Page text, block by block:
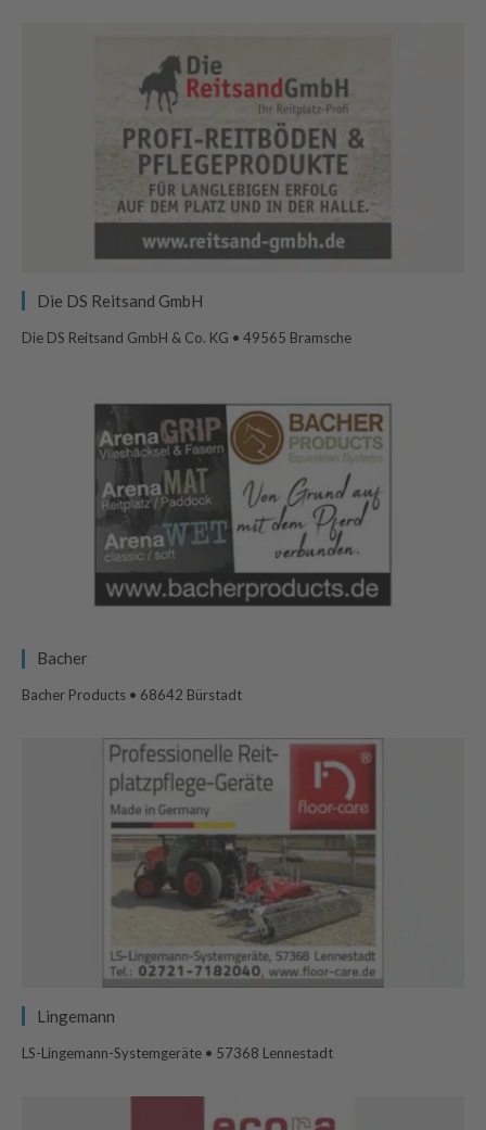
Die DS Reitsand GmbH
Die DS Reitsand GmbH & Co. KG • 49565 Bramsche
Bacher
Bacher Products • 68642 Bürstadt
Lingemann
LS-Lingemann-Systemgeräte • 57368 Lennestadt